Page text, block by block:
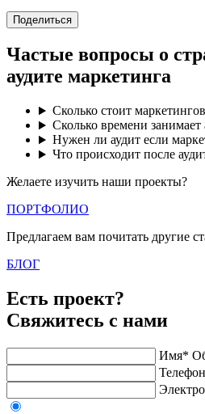
Поделиться
Частые вопросы о
аудите маркетинга
Сколько стоит
Сколько времени занимает
Нужен ли аудит если
Что происходит после
Желаете изучить наши проекты?
ПОРТФОЛИО
Предлагаем вам почитать другие
БЛОГ
Есть проект?
Свяжитесь с нами
Имя*